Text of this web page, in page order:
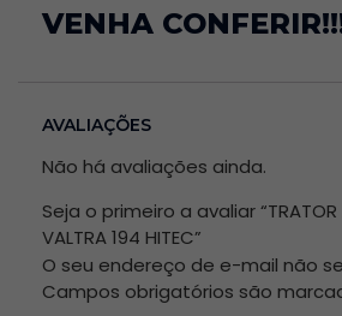
VENHA
AVALIAÇÕES
Não há avaliações ainda.
Seja o primeiro a avaliar “TRATOR
VALTRA 194 HITEC”
O seu endereço de e-mail não
Campos obrigatórios são